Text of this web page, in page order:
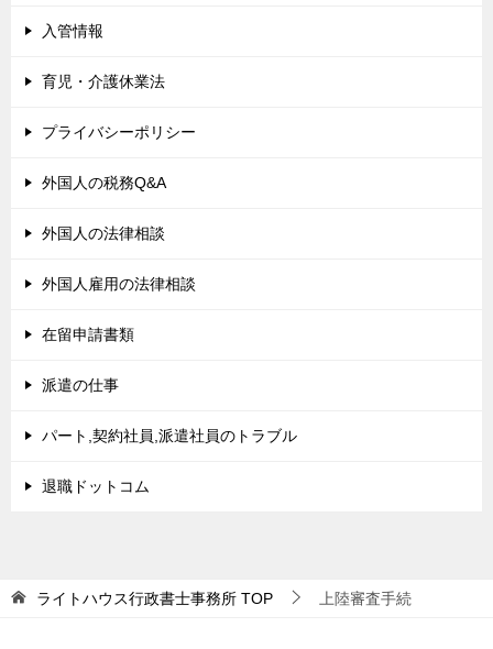
入管情報
育児・介護休業法
プライバシーポリシー
外国人の税務Q&A
外国人の法律相談
外国人雇用の法律相談
在留申請書類
派遣の仕事
パート,契約社員,派遣社員のトラブル
退職ドットコム
ライトハウス行政書士事務所 TOP 上陸審査手続